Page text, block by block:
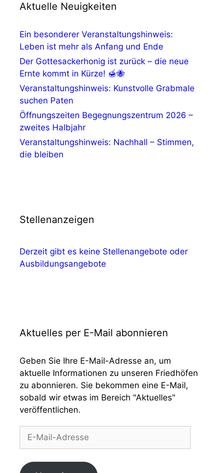
Aktuelle Neuigkeiten
Ein besonderer Veranstaltungshinweis:
Leben ist mehr als Anfang und Ende
Der Gottesackerhonig ist zurück – die neue
Ernte kommt in Kürze! 🍯🐝
Veranstaltungshinweis: Kunstvolle Grabmale
suchen Paten
Öffnungszeiten Begegnungszentrum 2026 –
zweites Halbjahr
Veranstaltungshinweis: Nachhall – Stimmen,
die bleiben
Stellenanzeigen
Derzeit gibt es keine Stellenangebote oder
Ausbildungsangebote
Aktuelles per E-Mail abonnieren
Geben Sie Ihre E-Mail-Adresse an, um
aktuelle Informationen zu unseren Friedhöfen
zu abonnieren. Sie bekommen eine E-Mail,
sobald wir etwas im Bereich "Aktuelles"
veröffentlichen.
Mail-
Adresse